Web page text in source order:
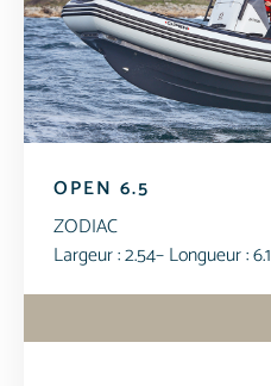
OPEN 6.5
ZODIAC
Largeur : 2.54– Longueur : 6.1